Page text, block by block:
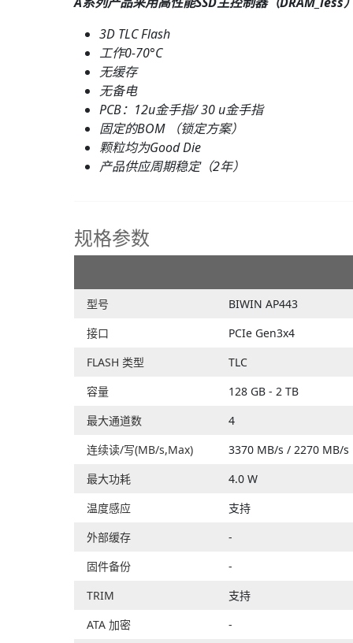
3D TLC Flash
工作0-70°C
无缓存
无备电
PCB：12u金手指/ 30 u金手指
固定的BOM （锁定方案）
颗粒均为Good Die
产品供应周期稳定（2年）
规格参数
型号
BIWIN AP443
接口
PCIe Gen3x4
FLASH 类型
TLC
容量
128 GB - 2 TB
最大通道数
4
连续读/写(MB/s,Max)
3370 MB/s / 2270 MB/s
最大功耗
4.0 W
温度感应
支持
外部缓存
-
固件备份
-
TRIM
支持
ATA 加密
-